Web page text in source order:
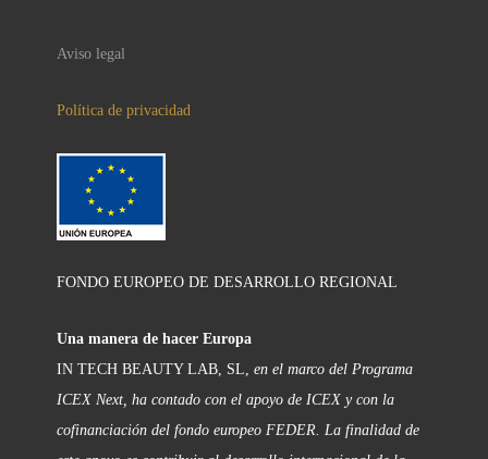
Aviso legal
Política de privacidad
FONDO EUROPEO DE DESARROLLO REGIONAL
Una manera de hacer Europa
IN TECH BEAUTY LAB, SL, en el marco del Programa
ICEX Next, ha contado con el apoyo de ICEX y con la
cofinanciación del fondo europeo FEDER. La finalidad de